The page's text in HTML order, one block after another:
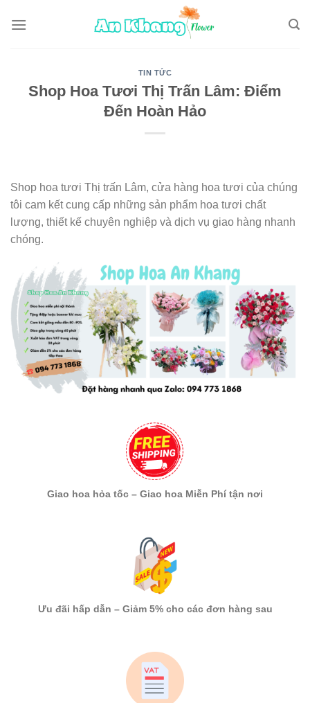
TIN TỨC
Shop Hoa Tươi Thị Trấn Lâm: Điểm
Đến Hoàn Hảo
Shop hoa tươi Thị trấn Lâm, cửa hàng hoa tươi của chúng
tôi cam kết cung cấp những sản phẩm hoa tươi chất
lượng, thiết kế chuyên nghiệp và dịch vụ giao hàng nhanh
chóng.
Giao hoa hỏa tốc – Giao hoa Miễn Phí tận nơi
Ưu đãi hấp dẫn – Giảm 5% cho các đơn hàng sau